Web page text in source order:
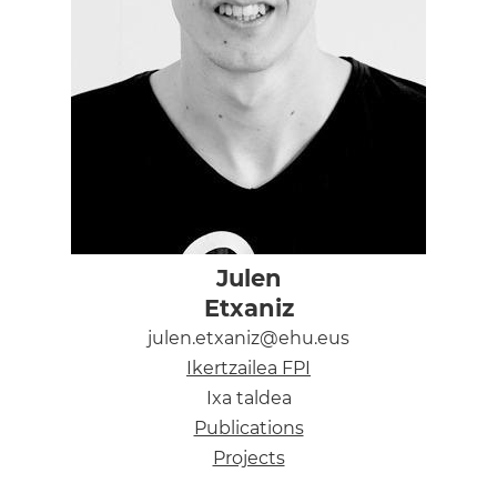
Julen
Etxaniz
julen.etxaniz@ehu.eus
Ikertzailea FPI
Ixa taldea
Publications
Projects